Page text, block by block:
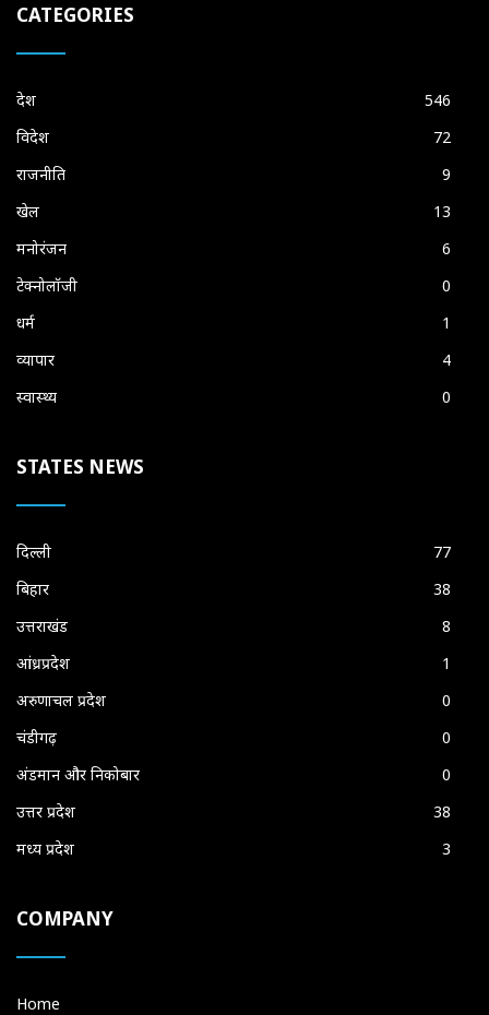
CATEGORIES
देश
546
विदेश
72
राजनीति
9
खेल
13
मनोरंजन
6
टेक्नोलॉजी
0
धर्म
1
व्यापार
4
स्वास्थ्य
0
STATES NEWS
दिल्ली
77
बिहार
38
उत्तराखंड
8
आंध्रप्रदेश
1
अरुणाचल प्रदेश
0
चंडीगढ़
0
अंडमान और निकोबार
0
उत्तर प्रदेश
38
मध्य प्रदेश
3
COMPANY
Home